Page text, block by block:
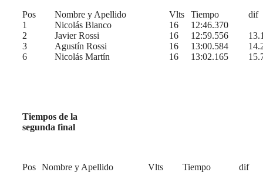
Pos Nombre y Apellido Vlts Tiempo
dif
1
Nicolás Blanco 16
12:46.370
2
Javier Rossi 16 12:59.556
3
Agustín Rossi 16 13:00.584
6
Nicolás Martín 16 13:02.165
Tiempos de la
segunda final
Pos Nombre y Apellido Vlts Tiempo
dif